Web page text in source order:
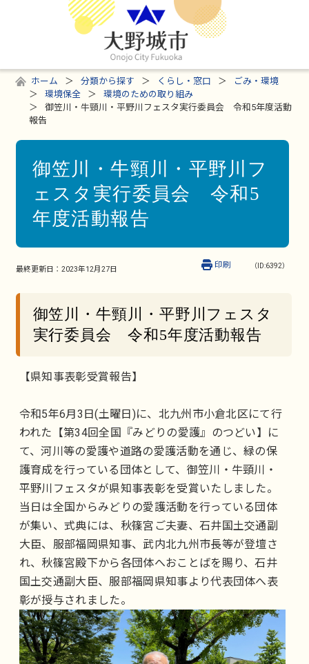
ホーム 分類から探す くらし・窓口
ごみ・環境
環境保全
環境のための取り組み
御笠川・牛頸川・平野川フェスタ実行委員会 令和5年度活動
報告
御笠川・牛頸川・平野川フ
ェスタ実行委員会 令和5
年度活動報告
最終更新日： 2023年12月27日 （ID:6392）
印刷
御笠川・牛頸川・平野川フェスタ
実行委員会 令和5年度活動報告
【県知事表彰受賞報告】
令和5年6月3日(土曜日)に、北九州市小倉北区にて行
われた【第34回全国『みどりの愛護』のつどい】に
て、河川等の愛護や道路の愛護活動を通じ、緑の保
護育成を行っている団体として、御笠川・牛頸川・
平野川フェスタが県知事表彰を受賞いたしました。
当日は全国からみどりの愛護活動を行っている団体
が集い、式典には、秋篠宮ご夫妻、石井国土交通副
大臣、服部福岡県知事、武内北九州市長等が登壇さ
れ、秋篠宮殿下から各団体へおことばを賜り、石井
国土交通副大臣、服部福岡県知事より代表団体へ表
彰が授与されました。